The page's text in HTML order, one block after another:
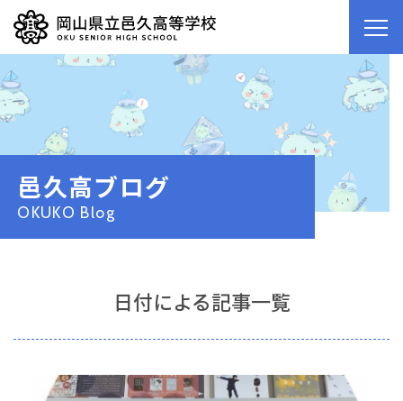
邑久高ブログ
OKUKO Blog
日付による記事一覧